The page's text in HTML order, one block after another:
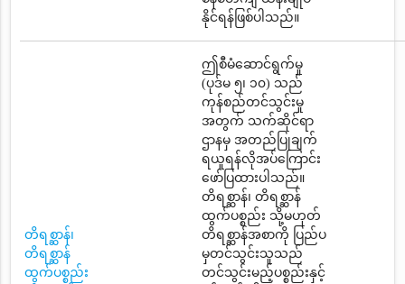
နိုင်ရန်ဖြစ်ပါသည်။
တိရစ္ဆာန်၊
တိရစ္ဆာန်
ထွက်ပစ္စည်း
ဤစီမံဆောင်ရွက်မှု
(ပုဒ်မ ၅၊ ၁၀) သည်
ကုန်စည်တင်သွင်းမှု
အတွက် သက်ဆိုင်ရာ
ဌာနမှ အတည်ပြုချက်
ရယူရန်လိုအပ်ကြောင်း
ဖော်ပြထားပါသည်။
တိရစ္ဆာန်၊ တိရစ္ဆာန်
ထွက်ပစ္စည်း သို့မဟုတ်
တိရစ္ဆာန်အစာကို ပြည်ပ
မှတင်သွင်းသူသည်
တင်သွင်းမည့်ပစ္စည်းနှင့်